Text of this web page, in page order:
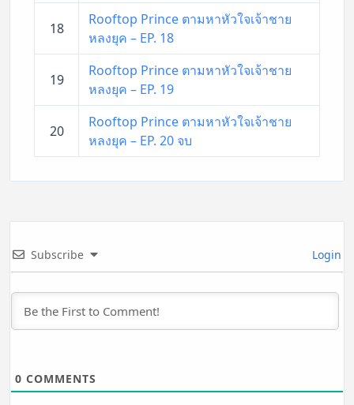
18
Rooftop Prince ตามหาหัวใจเจ้าชาย
หลงยุค – EP. 18
19
Rooftop Prince ตามหาหัวใจเจ้าชาย
หลงยุค – EP. 19
20
Rooftop Prince ตามหาหัวใจเจ้าชาย
หลงยุค – EP. 20 จบ
Subscribe Login
0 COMMENTS